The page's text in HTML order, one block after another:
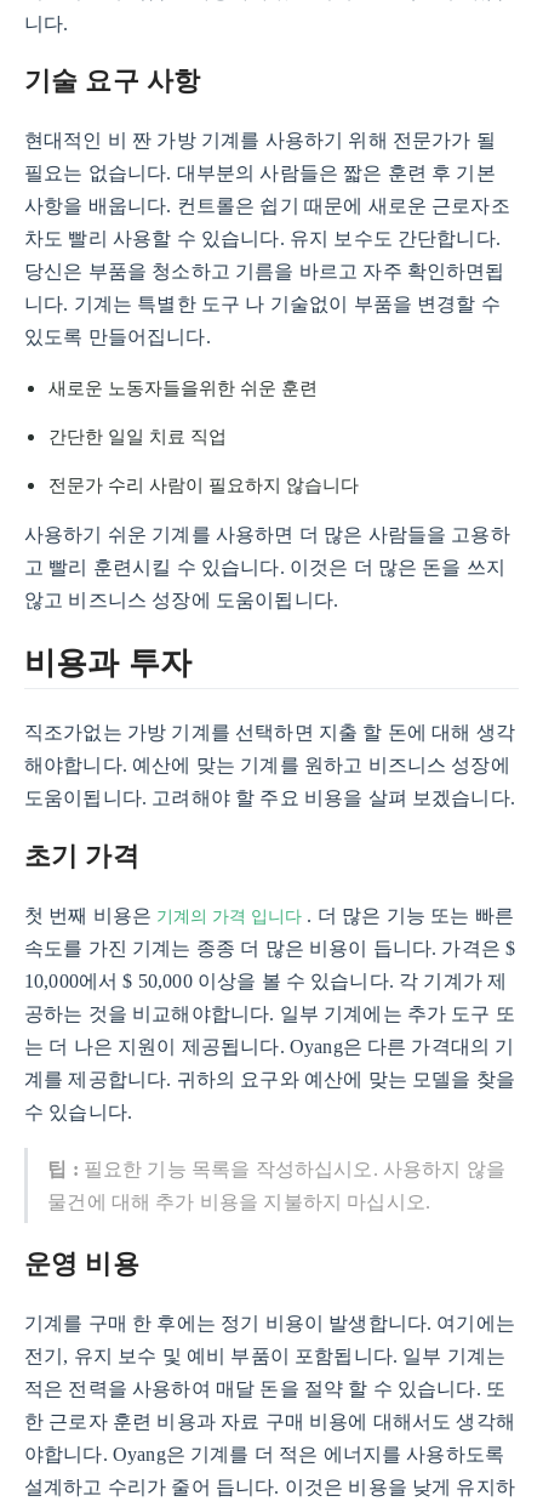
니다.
기술 요구 사항
현대적인 비 짠 가방 기계를 사용하기 위해 전문가가 될
필요는 없습니다. 대부분의 사람들은 짧은 훈련 후 기본
사항을 배웁니다. 컨트롤은 쉽기 때문에 새로운 근로자조
차도 빨리 사용할 수 있습니다. 유지 보수도 간단합니다.
당신은 부품을 청소하고 기름을 바르고 자주 확인하면됩
니다. 기계는 특별한 도구 나 기술없이 부품을 변경할 수
있도록 만들어집니다.
새로운 노동자들을위한 쉬운 훈련
간단한 일일 치료 직업
전문가 수리 사람이 필요하지 않습니다
사용하기 쉬운 기계를 사용하면 더 많은 사람들을 고용하
고 빨리 훈련시킬 수 있습니다. 이것은 더 많은 돈을 쓰지
않고 비즈니스 성장에 도움이됩니다.
비용과 투자
직조가없는 가방 기계를 선택하면 지출 할 돈에 대해 생각
해야합니다. 예산에 맞는 기계를 원하고 비즈니스 성장에
도움이됩니다. 고려해야 할 주요 비용을 살펴 보겠습니다.
초기 가격
첫 번째 비용은 기계의 가격 입니다 . 더 많은 기능 또는 빠른
속도를 가진 기계는 종종 더 많은 비용이 듭니다. 가격은 $
10,000에서 $ 50,000 이상을 볼 수 있습니다. 각 기계가 제
공하는 것을 비교해야합니다. 일부 기계에는 추가 도구 또
는 더 나은 지원이 제공됩니다. Oyang은 다른 가격대의 기
계를 제공합니다. 귀하의 요구와 예산에 맞는 모델을 찾을
수 있습니다.
팁 : 필요한 기능 목록을 작성하십시오. 사용하지 않을
물건에 대해 추가 비용을 지불하지 마십시오.
운영 비용
기계를 구매 한 후에는 정기 비용이 발생합니다. 여기에는
전기, 유지 보수 및 예비 부품이 포함됩니다. 일부 기계는
적은 전력을 사용하여 매달 돈을 절약 할 수 있습니다. 또
한 근로자 훈련 비용과 자료 구매 비용에 대해서도 생각해
야합니다. Oyang은 기계를 더 적은 에너지를 사용하도록
설계하고 수리가 줄어 듭니다. 이것은 비용을 낮게 유지하